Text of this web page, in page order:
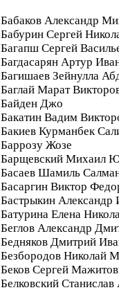
Бабаков Александр
Бабурин Сергей
Багапш Сергей
Багдасарян Артур
Багишаев Зейнулла
Баглай Марат
Байден Джо
Бакатин Вадим
Бакиев Курманбек
Баррозу Жозе
Барщевский Михаил
Басаев Шамиль
Басаргин Виктор
Бастрыкин Александр
Батурина Елена
Беглов Александр
Бедняков Дмитрий
Безбородов Николай
Беков Сергей
Белковский